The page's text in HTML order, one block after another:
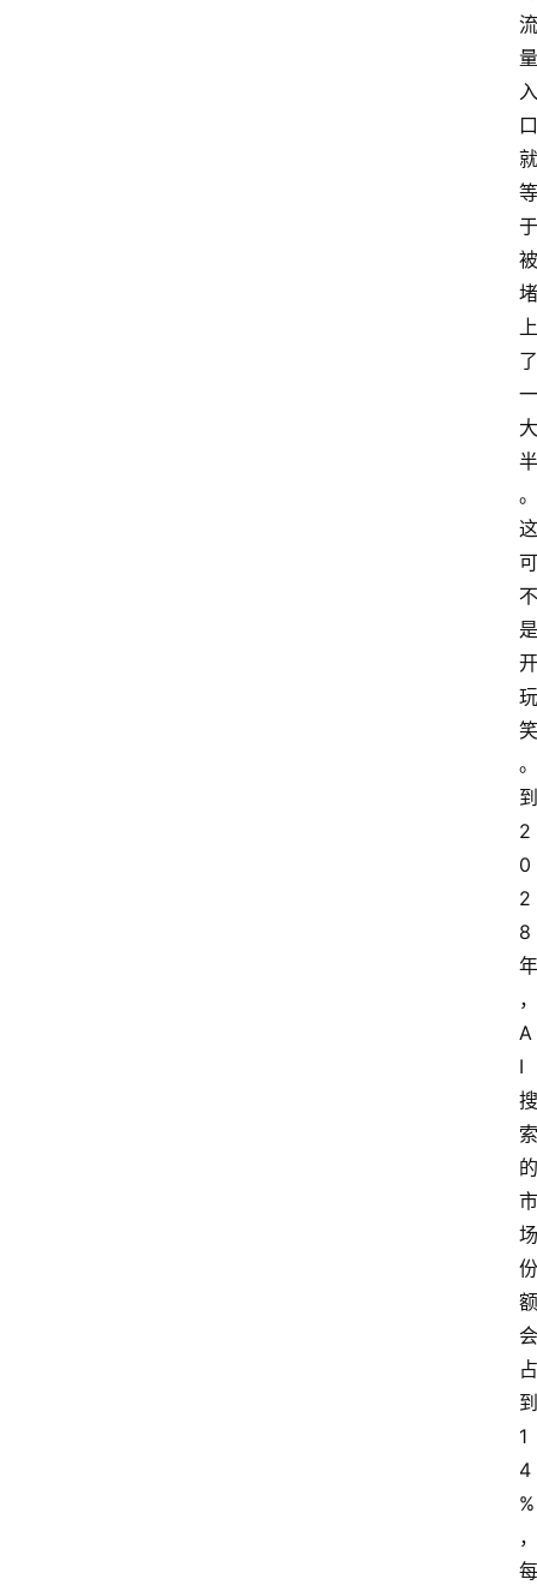
流
量
入
口
就
等
于
被
堵
上
了
一
大
半
。
这
可
不
是
开
玩
笑
。
到
2
0
2
8
年
，
A
I
搜
索
的
市
场
份
额
会
占
到
1
4
%
，
每